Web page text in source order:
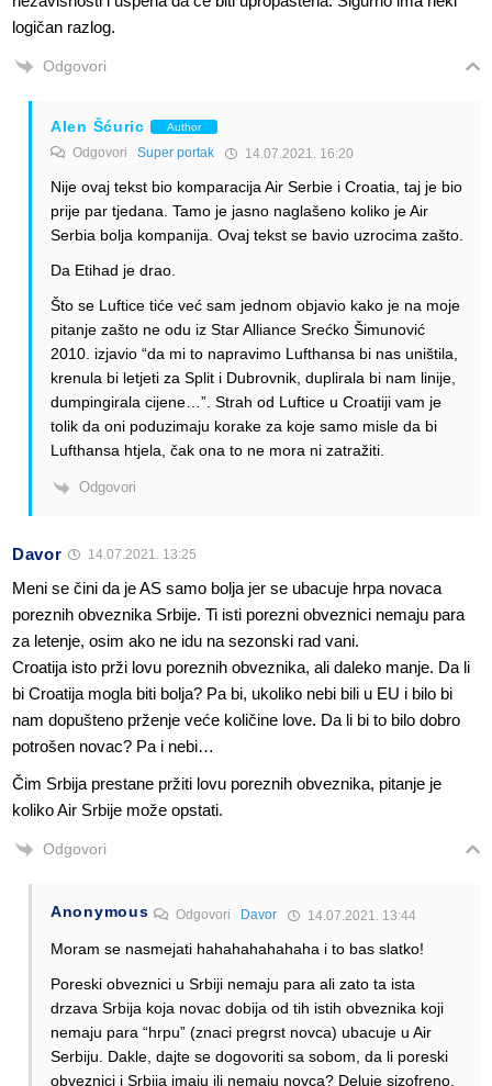
logičan razlog.
Odgovori
Alen Šćuric Author
Odgovori Super portak 14.07.2021. 16:20
Nije ovaj tekst bio komparacija Air Serbie i Croatia, taj je bio
prije par tjedana. Tamo je jasno naglašeno koliko je Air
Serbia bolja kompanija. Ovaj tekst se bavio uzrocima zašto.
Da Etihad je drao.
Što se Luftice tiće već sam jednom objavio kako je na moje
pitanje zašto ne odu iz Star Alliance Srećko Šimunović
2010. izjavio “da mi to napravimo Lufthansa bi nas uništila,
krenula bi letjeti za Split i Dubrovnik, duplirala bi nam linije,
dumpingirala cijene…”. Strah od Luftice u Croatiji vam je
tolik da oni poduzimaju korake za koje samo misle da bi
Lufthansa htjela, čak ona to ne mora ni zatražiti.
Odgovori
Davor 14.07.2021. 13:25
Meni se čini da je AS samo bolja jer se ubacuje hrpa novaca
poreznih obveznika Srbije. Ti isti porezni obveznici nemaju para
za letenje, osim ako ne idu na sezonski rad vani.
Croatija isto prži lovu poreznih obveznika, ali daleko manje. Da li
bi Croatija mogla biti bolja? Pa bi, ukoliko nebi bili u EU i bilo bi
nam dopušteno prženje veće količine love. Da li bi to bilo dobro
potrošen novac? Pa i nebi…
Čim Srbija prestane pržiti lovu poreznih obveznika, pitanje je
koliko Air Srbije može opstati.
Odgovori
Anonymous Odgovori Davor 14.07.2021. 13:44
Moram se nasmejati hahahahahahaha i to bas slatko!
Poreski obveznici u Srbiji nemaju para ali zato ta ista
drzava Srbija koja novac dobija od tih istih obveznika koji
nemaju para “hrpu” (znaci pregrst novca) ubacuje u Air
Serbiju. Dakle, dajte se dogovoriti sa sobom, da li poreski
obveznici i Srbija imaju ili nemaju novca? Deluje sizofreno.